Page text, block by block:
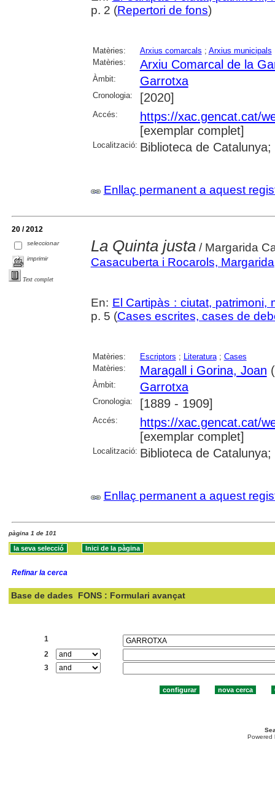
p. 2 (Repertori de fons)
Matèries: Arxius comarcals ; Arxius municipals
Matèries:
Arxiu Comarcal de la
Àmbit: Garrotxa
Cronologia: [2020]
Accés:
https://xac.gencat.cat/
[exemplar complet]
Localització: Biblioteca de
Enllaç permanent a aquest
20 / 2012
seleccionar
imprimir
Text complet
La Quinta justa/ Margarida
Casacuberta i Rocarols, Margarida
En: El Cartipàs : ciutat, patrimoni,
p. 5 (Cases escrites, cases de
Matèries: Escriptors ; Literatura; Cases
Matèries:
Maragall i Gorina, Joan
Àmbit: Garrotxa
Cronologia: [1889 - 1909]
Accés:
https://xac.gencat.cat/
[exemplar complet]
Localització: Biblioteca de
Enllaç permanent a aquest
pàgina 1 de 101
Refinar la cerca
Base de dades FONS : Formulari avançat
1
2
3